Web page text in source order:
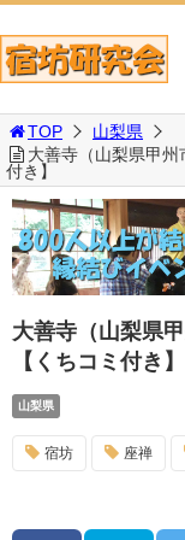
TOP
山梨県
大善寺（山梨県甲州
付き】
大善寺（山梨県
【くちコミ付き】
山梨県
宿坊 座禅